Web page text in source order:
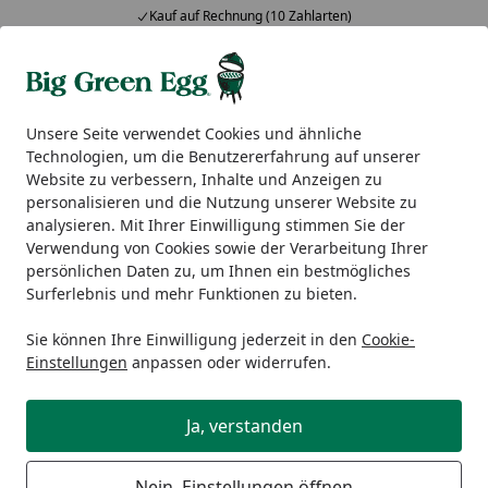
Unsere Seite verwendet Cookies und ähnliche
Technologien, um die Benutzererfahrung auf unserer
Website zu verbessern, Inhalte und Anzeigen zu
personalisieren und die Nutzung unserer Website zu
analysieren. Mit Ihrer Einwilligung stimmen Sie der
Verwendung von Cookies sowie der Verarbeitung Ihrer
persönlichen Daten zu, um Ihnen ein bestmögliches
Surferlebnis und mehr Funktionen zu bieten.
Sie können Ihre Einwilligung jederzeit in den Cookie-
Einstellungen anpassen oder widerrufen.
Ja, verstanden
Kauf auf Rechnung (10 Zahlarten)
Alle Produkte
Mein Konto
Suchen
Startseite
Big Green Egg Zubehör Thermometer Big Green Egg
Big Green Egg Instant Read
Digitales Thermometer